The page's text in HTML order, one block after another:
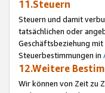
11.Steuern
Steuern und damit
tatsächlichen oder
Geschäftsbeziehung
Steuerbestimmungen in
12.Weitere
Wir können von Zeit zu